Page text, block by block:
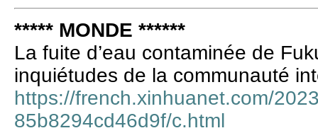
***** MONDE ******
La fuite d’eau contaminée de
inquiétudes de la communauté
https://french.xinhuanet.com/
85b8294cd46d9f/c.html